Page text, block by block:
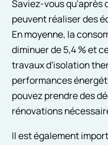
Saviez-vous qu'après
peuvent réaliser des
En moyenne, la
diminuer de 5,4 % et
travaux d'isolation
performances
pouvez prendre des
rénovations
Il est également